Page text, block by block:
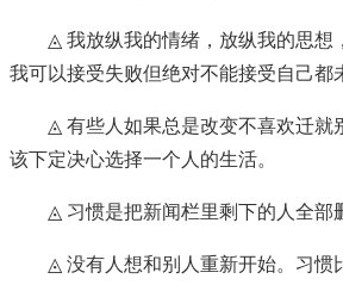
◬ 我放纵我的情绪，放纵我的思想
我可以接受失败但绝对不能接受自己都
◬ 有些人如果总是改变不喜欢迁就
该下定决心选择一个人的生活。
◬ 习惯是把新闻栏里剩下的人全部
◬ 没有人想和别人重新开始。习惯